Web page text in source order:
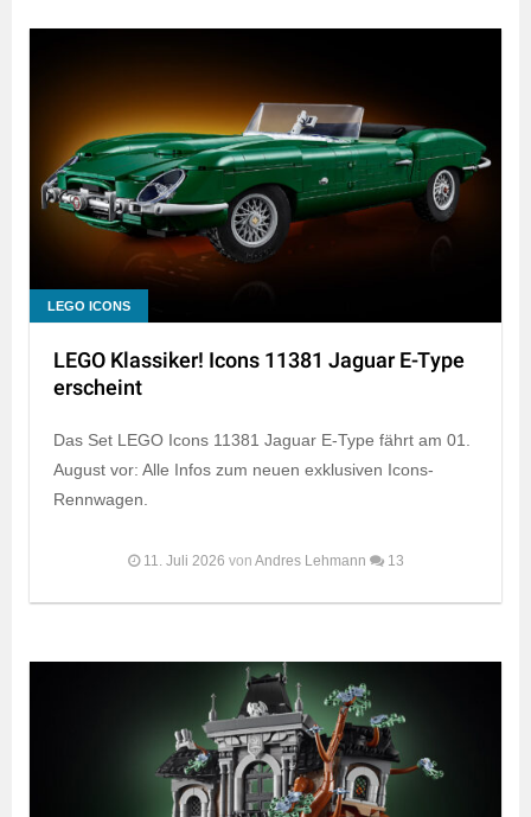
LEGO ICONS
LEGO Klassiker! Icons 11381 Jaguar E-Type
erscheint
Das Set LEGO Icons 11381 Jaguar E-Type fährt am 01.
August vor: Alle Infos zum neuen exklusiven Icons-
Rennwagen.
11. Juli 2026 von Andres Lehmann 13